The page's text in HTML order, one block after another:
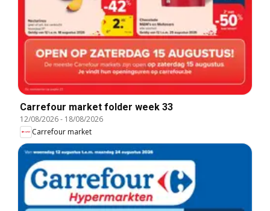
Carrefour market folder week 33
12/08/2026- 18/08/2026
Carrefour market